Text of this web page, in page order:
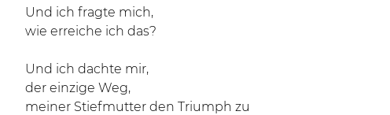
Und ich fragte mich,
wie erreiche ich das?
Und ich dachte mir,
der einzige Weg,
meiner Stiefmutter den Triumph zu